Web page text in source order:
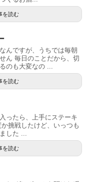
を読む
んですが、うちでは毎朝
ん 毎日のことだから、切
のも大変なの ...
を読む
ったら、上手にステーキ
挑戦したけど、いっつも
した ...
を読む